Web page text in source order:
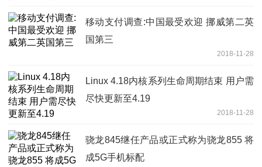
移动支付调查:中国最受欢迎 挪威第二英
国第三
2018-11-28
Linux 4.18内核系列生命周期结束 用户需
尽快更新至4.19
2018-11-28
骁龙845继任产品或正式称为骁龙855 将
成5G手机标配